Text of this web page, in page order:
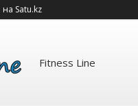
на Satu.kz
Fitness Line